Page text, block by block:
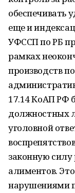
обеспечивать
еще и
УФССП по РБ
рамках
производств
17.14 КоАП РФ
должностных
уголовной
законную
алиментов.
нарушениями